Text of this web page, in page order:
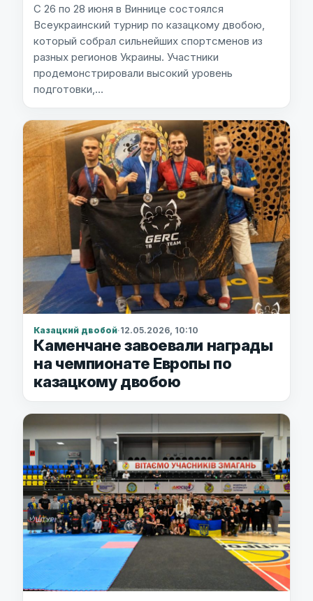
С 26 по 28 июня в Виннице состоялся
Всеукраинский турнир по казацкому двобою,
который собрал сильнейших спортсменов из
разных регионов Украины. Участники
продемонстрировали высокий уровень
подготовки,…
Казацкий двобой·12.05.2026, 10:10
Каменчане завоевали награды
на чемпионате Европы по
казацкому двобою